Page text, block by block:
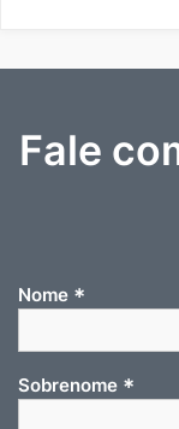
Fale
Nome *
Sobrenome *